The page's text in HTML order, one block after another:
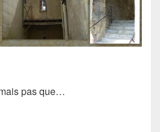
pas que…